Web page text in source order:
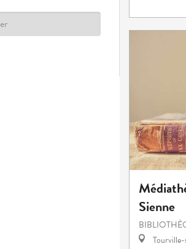
Sienne